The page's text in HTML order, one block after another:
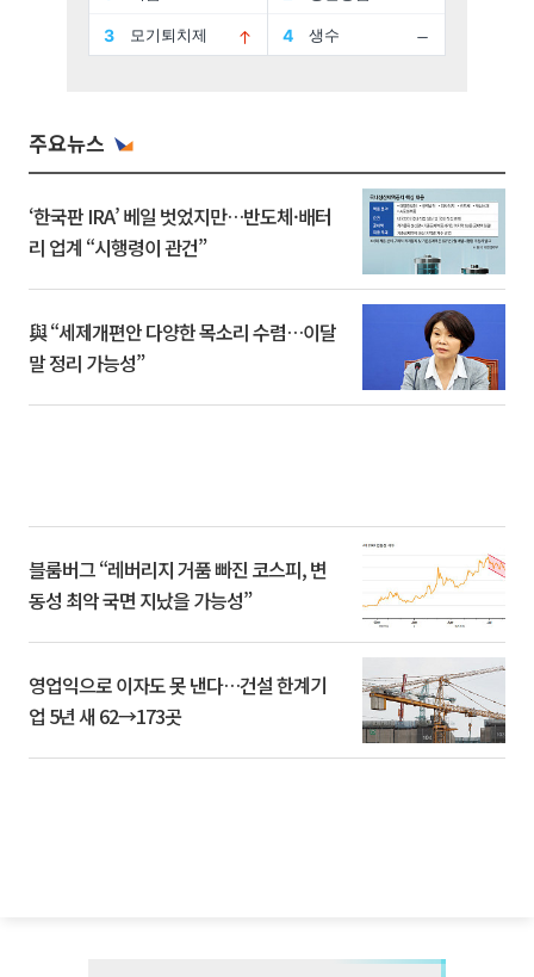
주요뉴스
‘한국판 IRA’ 베일 벗었지만…반도체·배터
리 업계 “시행령이 관건”
與 “세제개편안 다양한 목소리 수렴…이달
말 정리 가능성”
블룸버그 “레버리지 거품 빠진 코스피, 변
동성 최악 국면 지났을 가능성”
영업익으로 이자도 못 낸다…건설 한계기
업 5년 새 62→173곳